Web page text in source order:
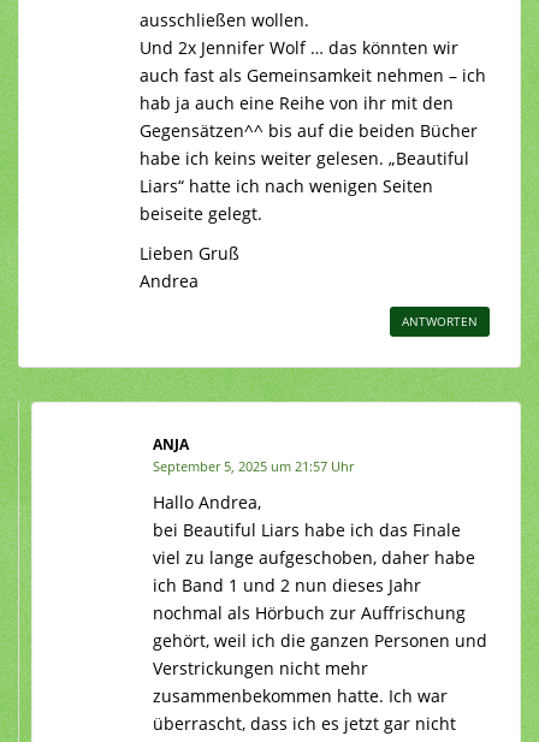
ausschließen wollen.
Und 2x Jennifer Wolf … das könnten wir
auch fast als Gemeinsamkeit nehmen – ich
hab ja auch eine Reihe von ihr mit den
Gegensätzen^^ bis auf die beiden Bücher
habe ich keins weiter gelesen. „Beautiful
Liars“ hatte ich nach wenigen Seiten
beiseite gelegt.
Lieben Gruß
Andrea
ANTWORTEN
ANJA
September 5, 2025 um 21:57 Uhr
Hallo Andrea,
bei Beautiful Liars habe ich das Finale
viel zu lange aufgeschoben, daher habe
ich Band 1 und 2 nun dieses Jahr
nochmal als Hörbuch zur Auffrischung
gehört, weil ich die ganzen Personen und
Verstrickungen nicht mehr
zusammenbekommen hatte. Ich war
überrascht, dass ich es jetzt gar nicht